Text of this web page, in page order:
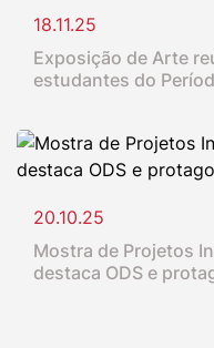
18.11.25
Exposição de Arte
estudantes do
20.10.25
Mostra de Projetos
destaca ODS e